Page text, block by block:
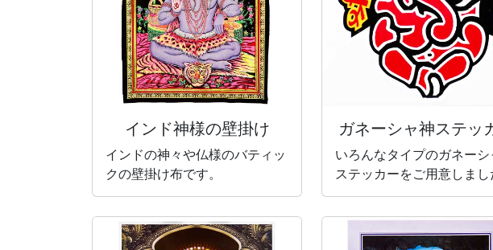
インド神様の壁掛け
インドの神々や仏様のバティッ
クの壁掛け布です。
ガネーシャ神ステッ
いろんなタイプのガネーシ
ステッカーをご用意しまし